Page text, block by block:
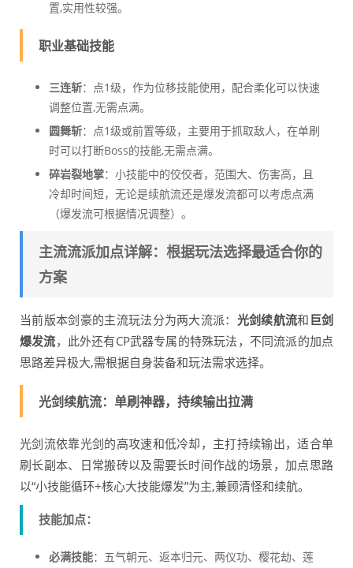
置,实用性较强。
职业基础技能
三连斩：点1级，作为位移技能使用，配合柔化可以快速
调整位置,无需点满。
圆舞斩：点1级或前置等级，主要用于抓取敌人，在单刷
时可以打断Boss的技能,无需点满。
碎岩裂地掌：小技能中的佼佼者，范围大、伤害高，且
冷却时间短，无论是续航流还是爆发流都可以考虑点满
（爆发流可根据情况调整）。
主流流派加点详解：根据玩法选择最适合你的
方案
当前版本剑豪的主流玩法分为两大流派： 光剑续航流和 巨剑
爆发流，此外还有CP武器专属的特殊玩法，不同流派的加点
思路差异极大,需根据自身装备和玩法需求选择。
光剑续航流：单刷神器，持续输出拉满
光剑流依靠光剑的高攻速和低冷却，主打持续输出，适合单
刷长副本、日常搬砖以及需要长时间作战的场景，加点思路
以“小技能循环+核心大技能爆发”为主,兼顾清怪和续航。
技能加点：
必满技能：五气朝元、返本归元、两仪功、樱花劫、莲